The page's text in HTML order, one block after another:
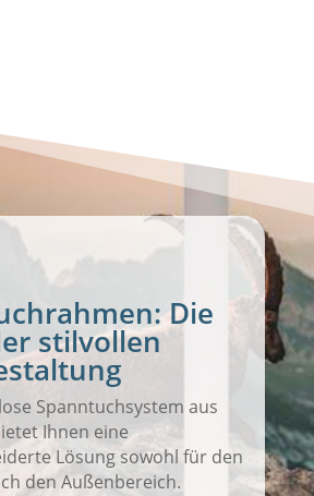
Die
stilvollen
Spanntuchsystem aus
Ihnen eine
Lösung sowohl für den
den Außenbereich.